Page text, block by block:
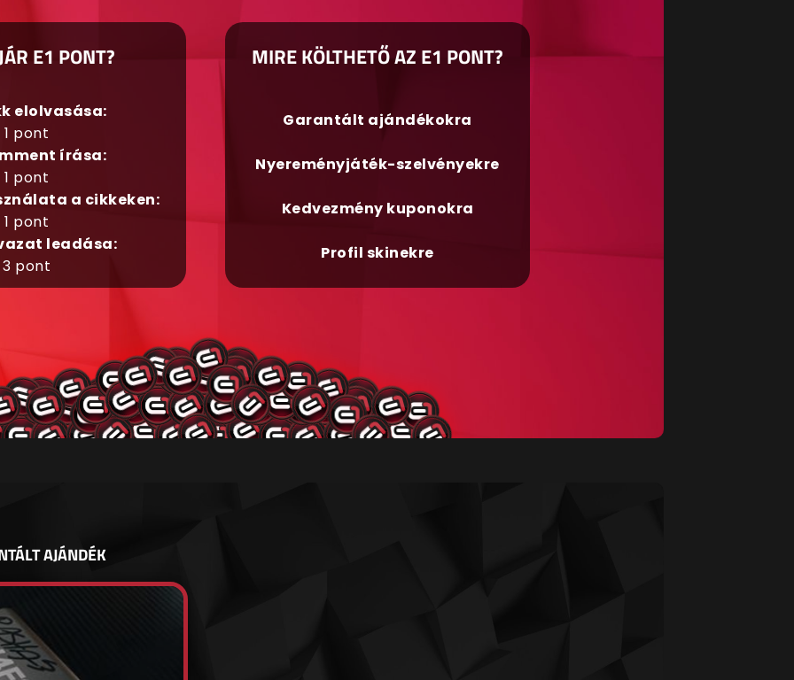
E1 PONT?
elolvasása:
1 pont
írása:
1 pont
a cikkeken:
1 pont
leadása:
3 pont
MIRE KÖLTHETŐ AZ E1 PONT?
Garantált ajándékokra
Nyereményjáték-szelvényekre
Kedvezmény kuponokra
Profil skinekre
AJÁNDÉK